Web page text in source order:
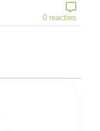
0 reacties